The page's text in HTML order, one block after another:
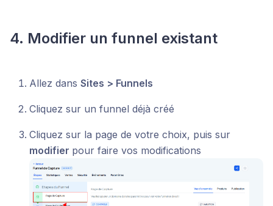
4. Modifier un funnel existant
Allez dans Sites > Funnels
Cliquez sur un funnel déjà créé
Cliquez sur la page de votre choix, puis sur
modifier pour faire vos modifications